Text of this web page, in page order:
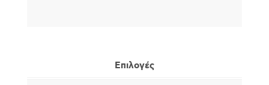
Επιλογές